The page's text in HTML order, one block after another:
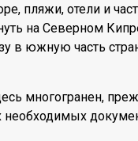
пляжи, отели и
на Северном
в южную часть
многогранен,
необходимых